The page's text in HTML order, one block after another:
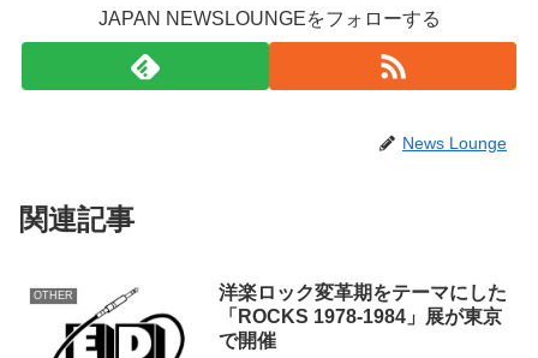
JAPAN NEWSLOUNGEをフォローする
News Lounge
関連記事
OTHER
洋楽ロック変革期をテーマにした
「ROCKS 1978-1984」展が東京
で開催